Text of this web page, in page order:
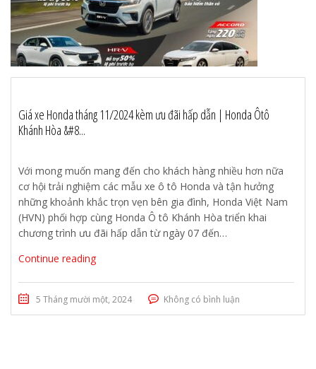
Giá xe Honda tháng 11/2024 kèm ưu đãi hấp dẫn | Honda Ôtô
Khánh Hòa &#8...
Với mong muốn mang đến cho khách hàng nhiều hơn nữa
cơ hội trải nghiệm các mẫu xe ô tô Honda và tận hưởng
những khoảnh khắc trọn vẹn bên gia đình, Honda Việt Nam
(HVN) phối hợp cùng Honda Ô tô Khánh Hòa triển khai
chương trình ưu đãi hấp dẫn từ ngày 07 đến…
Continue reading
5 Tháng mười một, 2024 Không có bình luận